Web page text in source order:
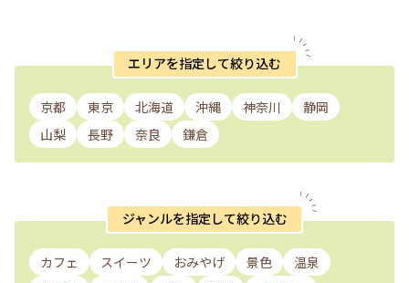
エリアを指定して絞り込む
京都 東京 北海道 沖縄 神奈川
静岡
山梨
長野 奈良 鎌倉
ジャンルを指定して絞り込む
カフェ スイーツ おみやげ 景色
温泉